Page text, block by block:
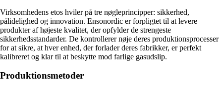
Virksomhedens etos hviler på tre nøgleprincipper: sikkerhed,
pålidelighed og innovation. Ensonordic er forpligtet til at levere
produkter af højeste kvalitet, der opfylder de strengeste
sikkerhedsstandarder. De kontrollerer nøje deres produktionsprocesser
for at sikre, at hver enhed, der forlader deres fabrikker, er perfekt
kalibreret og klar til at beskytte mod farlige gasudslip.
Produktionsmetoder